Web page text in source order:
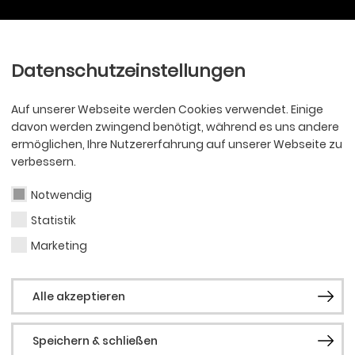
Datenschutzeinstellungen
Auf unserer Webseite werden Cookies verwendet. Einige
davon werden zwingend benötigt, während es uns andere
ermöglichen, Ihre Nutzererfahrung auf unserer Webseite zu
verbessern.
Notwendig
Statistik
Marketing
Alle akzeptieren
Speichern & schließen